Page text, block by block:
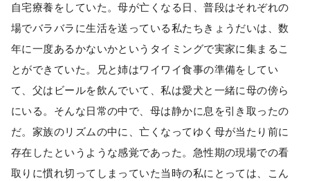
自宅療養をしていた。母が亡くなる日、普段はそれぞれの
場でバラバラに生活を送っている私たちきょうだいは、数
年に一度あるかないかというタイミングで実家に集まるこ
とができていた。兄と姉はワイワイ食事の準備をしてい
て、父はビールを飲んでいて、私は愛犬と一緒に母の傍ら
にいる。そんな日常の中で、母は静かに息を引き取ったの
だ。家族のリズムの中に、亡くなってゆく母が当たり前に
存在したというような感覚であった。急性期の現場での看
取りに慣れ切ってしまっていた当時の私にとっては、こん